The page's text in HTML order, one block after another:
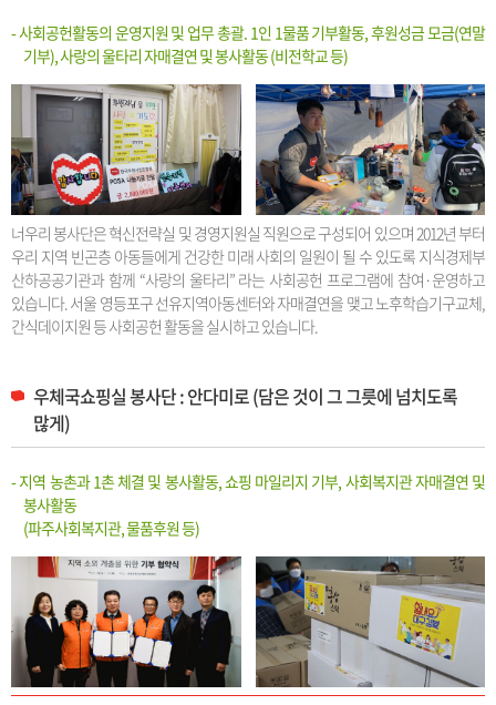
- 사회공헌활동의 운영지원 및 업무 총괄. 1인 1물품 기부활동, 후원성금 모금(연말
기부), 사랑의 울타리 자매결연 및 봉사활동 (비전학교 등)
너우리 봉사단은 혁신전략실 및 경영지원실 직원으로 구성되어 있으며 2012년 부터
우리 지역 빈곤층 아동들에게 건강한 미래 사회의 일원이 될 수 있도록 지식경제부
산하공공기관과 함께 “사랑의 울타리” 라는 사회공헌 프로그램에 참여·운영하고
있습니다. 서울 영등포구 선유지역아동센터와 자매결연을 맺고 노후학습기구교체,
간식데이지원 등 사회공헌 활동을 실시하고 있습니다.
우체국쇼핑실 봉사단 : 안다미로 (담은 것이 그 그릇에 넘치도록
많게)
- 지역 농촌과 1촌 체결 및 봉사활동, 쇼핑 마일리지 기부, 사회복지관 자매결연 및
봉사활동
(파주사회복지관, 물품후원 등)